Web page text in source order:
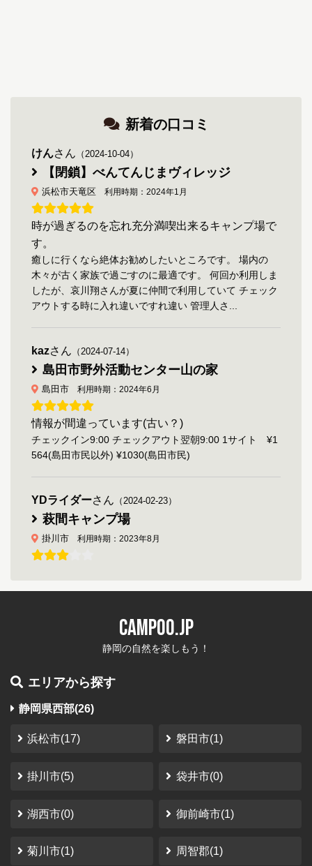
新着の口コミ
けんさん （2024-10-04）
【閉鎖】べんてんじまヴィレッジ
浜松市天竜区 利用時期：2024年1月
時が過ぎるのを忘れ充分満喫出来るキャンプ場で
す。
癒しに行くなら絶体お勧めしたいところです。 場内の
木々が古く家族で過ごすのに最適です。 何回か利用しま
したが、哀川翔さんが夏に仲間で利用していて チェック
アウトする時に入れ違いですれ違い 管理人さ...
kazさん （2024-07-14）
島田市野外活動センター山の家
島田市 利用時期：2024年6月
情報が間違っています(古い？)
チェックイン9:00 チェックアウト翌朝9:00 1サイト ¥1
564(島田市民以外) ¥1030(島田市民)
YDライダーさん （2024-02-23）
萩間キャンプ場
掛川市 利用時期：2023年8月
場
なっています 水道も蛇口が二つあるステンレスのシンク
です、すごく劣悪なつもりで行ったので 思っていたより
快適でした、秋に行けば栗拾いができるかも Y...
南アルプス井川オートキャンプ場
静岡市 利用時期：2023年10月
秘密の場所
さかっち
CAMPOO.JP
静岡の自然を楽しもう！
エリアから探す
静岡県西部(26)
浜松市(17) 磐田市(1)
掛川市(5) 袋井市(0)
湖西市(0) 御前崎市(1)
菊川市(1) 周智郡(1)